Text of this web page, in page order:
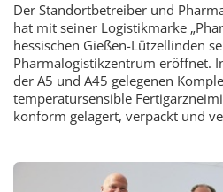
Der Standortbetreiber und
hat mit seiner Logistikmarke
hessischen Gießen-Lützellinden
Pharmalogistikzentrum eröffnet.
der A5 und A45 gelegenen
temperatursensible
konform gelagert, verpackt und